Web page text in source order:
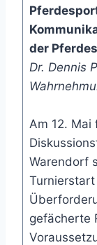
der
Dr. Dennis
Am 12.
Warendorf
gefächerte